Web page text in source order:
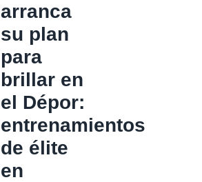
arranca
su plan
para
brillar en
el Dépor:
entrenamientos
de élite
en